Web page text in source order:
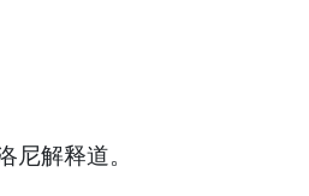
尼解释道。